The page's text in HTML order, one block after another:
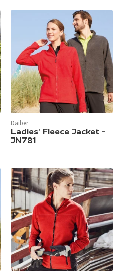
Daiber
Ladies' Fleece Jacket -
JN781